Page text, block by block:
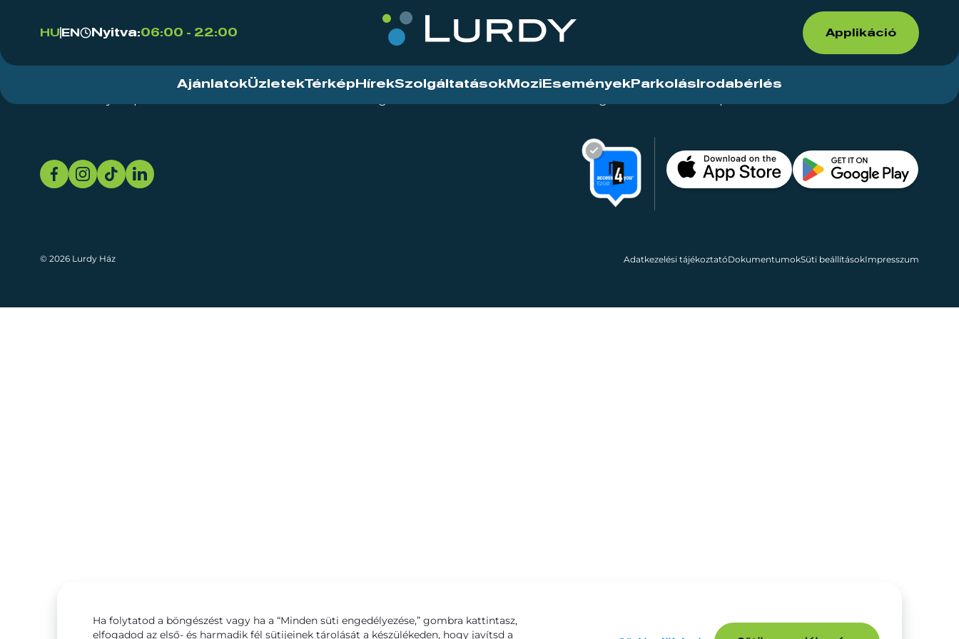
HU EN Nyitva:06:00 - 22:00 Applikáció
AjánlatokÜzletekTérkép HírekSzolgáltatások Mozi Események Parkolás Irodabérlés
© 2026 Lurdy Ház Adatkezelési tájékoztatóDokumentumokSüti beállításokImpresszum
Ha folytatod a böngészést vagy ha a “Minden süti engedélyezése,” gombra kattintasz,
elfogadod az első- és harmadik fél sütijeinek tárolását a készülékeden, hogy javítsd a